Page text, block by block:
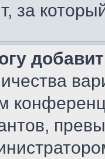
за